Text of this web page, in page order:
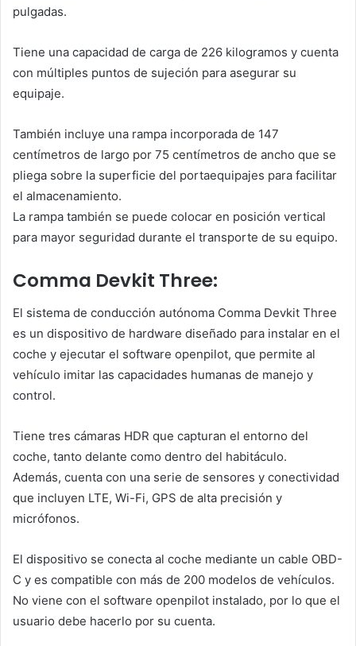
pulgadas.
Tiene una capacidad de carga de 226 kilogramos y cuenta
con múltiples puntos de sujeción para asegurar su
equipaje.
También incluye una rampa incorporada de 147
centímetros de largo por 75 centímetros de ancho que se
pliega sobre la superficie del portaequipajes para facilitar
el almacenamiento.
La rampa también se puede colocar en posición vertical
para mayor seguridad durante el transporte de su equipo.
Comma Devkit Three:
El sistema de conducción autónoma Comma Devkit Three
es un dispositivo de hardware diseñado para instalar en el
coche y ejecutar el software openpilot, que permite al
vehículo imitar las capacidades humanas de manejo y
control.
Tiene tres cámaras HDR que capturan el entorno del
coche, tanto delante como dentro del habitáculo.
Además, cuenta con una serie de sensores y conectividad
que incluyen LTE, Wi-Fi, GPS de alta precisión y
micrófonos.
El dispositivo se conecta al coche mediante un cable OBD-
C y es compatible con más de 200 modelos de vehículos.
No viene con el software openpilot instalado, por lo que el
usuario debe hacerlo por su cuenta.